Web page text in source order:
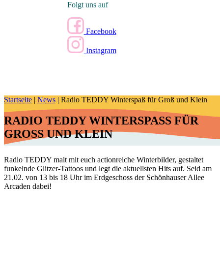
Folgt uns auf
Facebook
Instagram
Startseite | News | Radio TEDDY Winterspaß für Groß und Klein
RADIO TEDDY WINTERSPASS FÜR G
ROSS UND KLEIN
Radio TEDDY malt mit euch actionreiche Winterbilder, gestaltet
funkelnde Glitzer-Tattoos und legt die aktuellsten Hits auf. Seid am
21.02. von 13 bis 18 Uhr im Erdgeschoss der Schönhauser Allee
Arcaden dabei!